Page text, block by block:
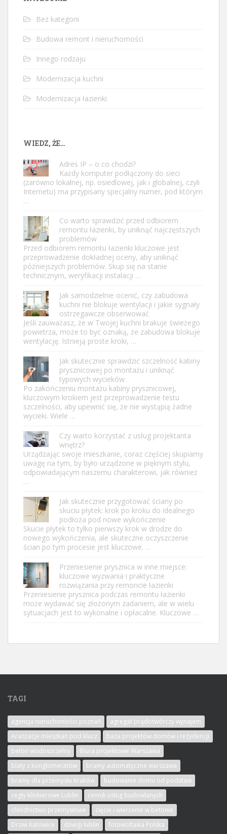
Bez kategorii
Budowa remont i nieruchomości
Innego rodzaju
Modernizacja kuchni
Modernizacja łazienki
WIEDZ, ŻE…
Adres IP – o co chodzi?
Każdy komputer podłączony do sieci
(zarówno lokalnej, np. osiedlowej, jak i globalnej, czyli
Internetu) ma przypisany specjalny numer, pod którym
…
Co warto sprawdzić przed odbiorem
remontu łazienki, by uniknąć najczęstszych
problemów
Przed odbiorem remontu łazienki kluczowe jest
przeprowadzenie dokładnej oceny, aby uniknąć
późniejszych problemów. Skup się na stanie
technicznym, weryfikacji instalacji …
Jak samodzielnie ocenić, czy zabudowa
kuchni nie blokuje wentylacji i jakie sygnały
ostrzegawcze obserwować
Jeśli zauważasz, że w Twojej kuchni brakuje świeżego
powietrza, może to być oznaką, że zabudowa blokuje
wentylację. Istnieją proste kroki, …
Jak skutecznie sprawdzić szczelność kabiny
prysznicowej po montażu i uniknąć
typowych wycieków
Po zakończeniu montażu kabiny prysznicowej,
kluczowym krokiem jest przeprowadzenie testu
szczelności, aby upewnić się, że nie wystąpią żadne
wycieki. Wiele …
Czy warto korzystać z usług projektanta
wnętrz?
Urządzając swoje mieszkanie, coraz częściej skupiamy
uwagę na tym, by było urządzone w pięknym stylu,
odpowiadającym naszemu charakterowi, jak również
…
Jak skutecznie przygotować ściany po
skuciu płytek: krok po kroku do idealnego
podłoża pod nowe wykończenie
Skucie płytek to tylko pierwszy krok w drodze do
nowego wykończenia, ale skuteczne oczyszczenie
ścian po tym procesie jest kluczowe. …
Przeniesienie prysznica w inne miejsce:
kluczowe wyzwania i praktyczne
rozwiązania przy remoncie łazienki
Przeniesienie prysznica podczas remontu łazienki
może wydawać się złożonym zadaniem, ale w wielu
sytuacjach jest to wykonalne i opłacalne. Kluczowe …
TAGI
agencja nieruchomości poznań
agregat prądotwórczy wynajem
Aranżacje mieszkań pod klucz
baza projektów domów i rezydencji
beton wodoszczelny
Biura projektowe Warszawa
blaty z konglomeratów
bramy automatyczne warszawa
bramy dla przemysłu Kraków
budowanie domu od podstaw
cegły klinkierowe Lublin
cennik usług budowlanych
chłodnictwo przemysłowe
cięcie i wiercenie w betonie
Drzwi Katowice
dźwigi lublin
fotowoltaika Polska